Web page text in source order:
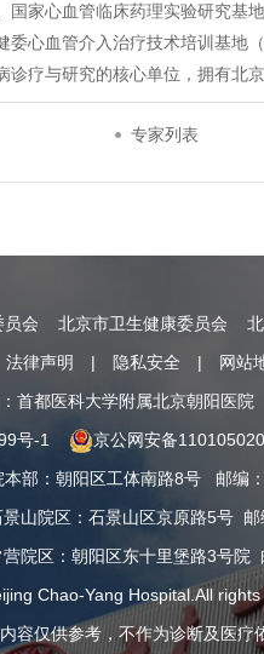
国家心血管临床药理实验研究基
委心血管介入治疗技术培训基地
诊疗与研究的核心单位，拥有北
专家列表
员会 北京市卫生健康委员会
法律声明 | 隐私安全 | 网站
首都医科大学附属北京朝阳医院
号-1
京公网安备
本部 ： 朝阳区工体南路8号 邮编
景山院区 ： 石景山区京原路5号 邮
营院区 ： 朝阳区东十里堡路3号院
Chao-Yang Hospital.All
容仅供参考，不作为诊断及医疗